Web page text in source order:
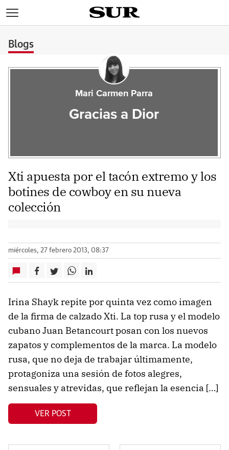
Blogs
Mari Carmen Parra
Gracias a Dior
Xti apuesta por el tacón extremo y los
botines de cowboy en su nueva
colección
miércoles, 27 febrero 2013, 08:37
Irina Shayk repite por quinta vez como imagen
de la firma de calzado Xti. La top rusa y el modelo
cubano Juan Betancourt posan con los nuevos
zapatos y complementos de la marca. La modelo
rusa, que no deja de trabajar últimamente,
protagoniza una sesión de fotos alegres,
sensuales y atrevidas, que reflejan la esencia […]
VER POST